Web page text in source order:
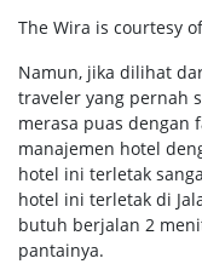
The Wira is courtesy
Namun, jika dilihat
traveler yang pernah
merasa puas dengan
manajemen hotel
hotel ini terletak
hotel ini terletak di
butuh berjalan 2
pantainya.